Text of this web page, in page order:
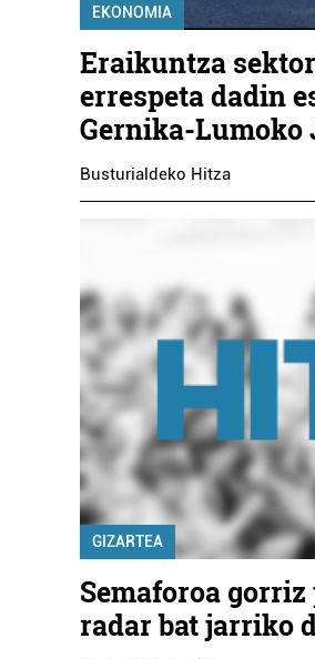
EKONOMIA
Eraikuntza
errespeta dadin
Gernika-Lumoko
Busturialdeko Hitza
GIZARTEA
Semaforoa
radar bat jarriko